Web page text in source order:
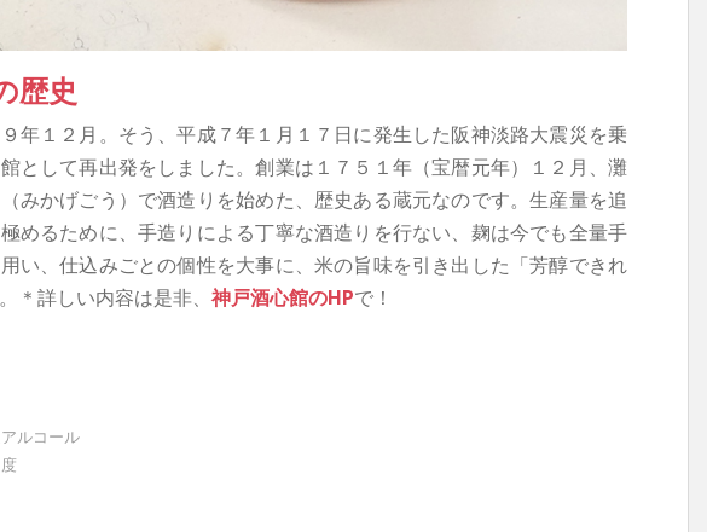
歴史
年１２月。そう、平成７年１月１７日に発生した阪神淡路大震災を乗
として再出発をしました。創業は１７５１年（宝暦元年）１２月、灘
みかげごう）で酒造りを始めた、歴史ある蔵元なのです。生産量を追
めるために、手造りによる丁寧な酒造りを行ない、麹は今でも全量手
い、仕込みごとの個性を大事に、米の旨味を引き出した「芳醇できれ
＊詳しい内容は是非、 神戸酒心館のHPで！
ルコール